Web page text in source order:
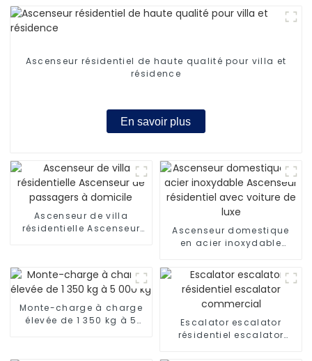
Ascenseur résidentiel de haute qualité pour villa et
résidence
En savoir plus
Ascenseur de villa
résidentielle Ascenseur
Ascenseur domestique
en acier inoxydable
avec voiture de luxe
Monte-charge à charge
élevée de 1 350 kg à 5
Escalator escalator
résidentiel escalator